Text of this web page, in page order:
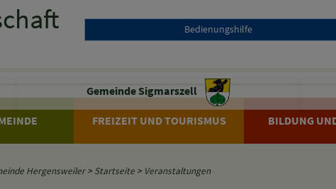
Bedienungshilfe
Gemeinde Sigmarszell
FREIZEIT UND TOURISMUS BILDUNG
Hergensweiler>Startseite > Veranstaltungen